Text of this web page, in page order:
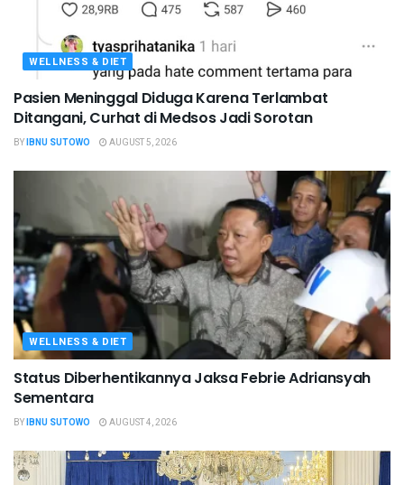
WELLNESS & DIET
Pasien Meninggal Diduga Karena Terlambat
Ditangani, Curhat di Medsos Jadi Sorotan
BYIBNU SUTOWO AUGUST 5, 2026
WELLNESS & DIET
Status Diberhentikannya Jaksa Febrie Adriansyah
Sementara
BYIBNU SUTOWO AUGUST 4, 2026